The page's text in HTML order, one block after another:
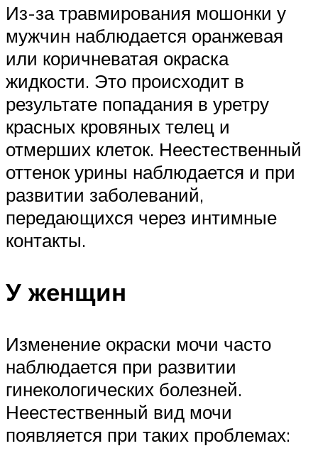
Из-за травмирования мошонки у
мужчин наблюдается оранжевая
или коричневатая окраска
жидкости. Это происходит в
результате попадания в уретру
красных кровяных телец и
отмерших клеток. Неестественный
оттенок урины наблюдается и при
развитии заболеваний,
передающихся через интимные
контакты.
У женщин
Изменение окраски мочи часто
наблюдается при развитии
гинекологических болезней.
Неестественный вид мочи
появляется при таких проблемах: